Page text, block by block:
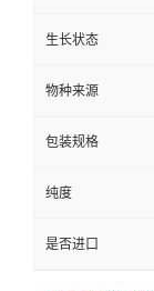
生长状态
物种来源
包装规格
纯度
是否进口